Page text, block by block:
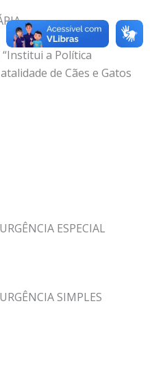
a Política
de Cães e Gatos
ESPECIAL
SIMPLES